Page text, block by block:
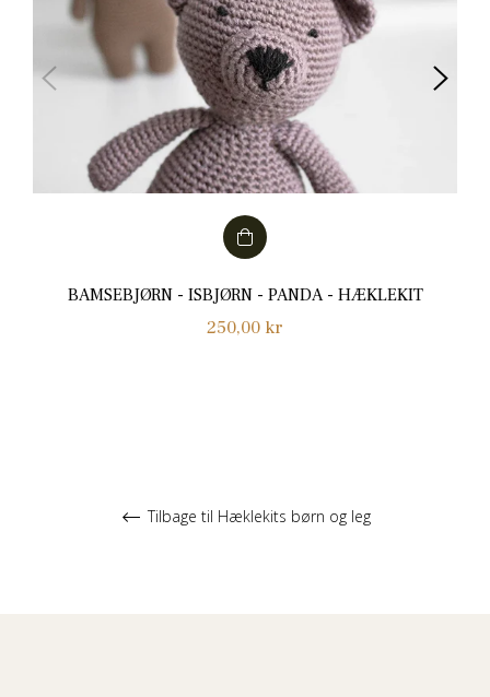
BAMSEBJØRN - ISBJØRN - PANDA - HÆKLEKIT
Normalpris
250,00 kr
Tilbage til Hæklekits børn og leg